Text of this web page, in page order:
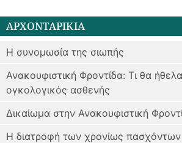
ΑΡΧΟΝΤΑΡΙΚΙΑ
Η συνομωσία της σιωπής
Ανακουφιστική Φροντίδα: Τι θα
ογκολογικός ασθενής
Δικαίωμα στην Ανακουφιστική
Η διατροφή των χρονίως πασχόντων